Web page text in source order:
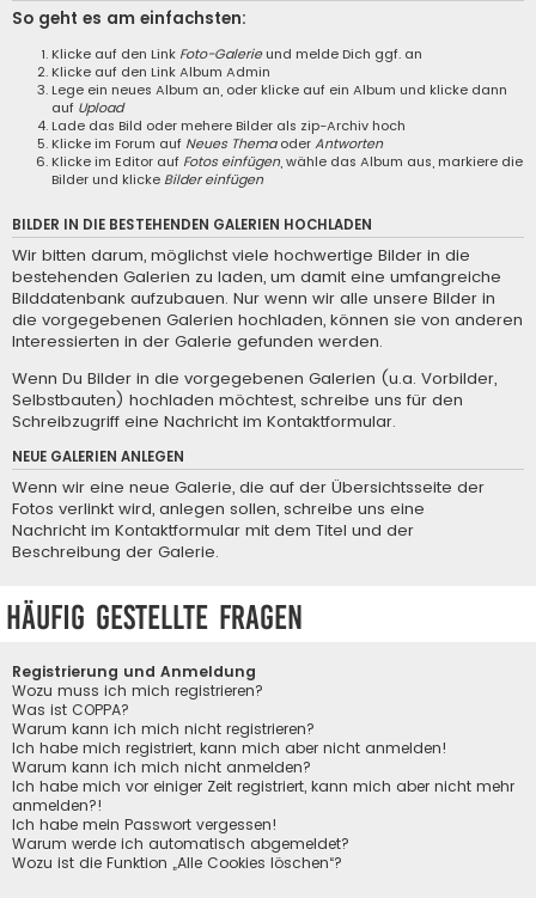
So geht es am einfachsten:
Klicke auf den Link Foto-Galerieund melde Dich ggf. an
Klicke auf den LinkAlbum Admin
Lege ein neues Album an, oder klicke auf ein Album und klicke dann
auf Upload
Lade das Bild oder mehere Bilder als zip-Archiv hoch
Klicke im Forum auf Neues ThemaoderAntworten
Klicke im Editor auf Fotos einfügen , wähle das Album aus, markiere die
Bilder und klicke Bilder einfügen
BILDER IN DIE BESTEHENDEN GALERIEN HOCHLADEN
Wir bitten darum, möglichst viele hochwertige Bilder in die
bestehenden Galerien zu laden, um damit eine umfangreiche
Bilddatenbank aufzubauen. Nur wenn wir alle unsere Bilder in
die vorgegebenen Galerien hochladen, können sie von anderen
Interessierten in der Galerie gefunden werden.
Wenn Du Bilder in die vorgegebenen Galerien (u.a. Vorbilder,
Selbstbauten) hochladen möchtest, schreibe uns für den
Schreibzugriff eine Nachricht im Kontaktformular.
NEUE GALERIEN ANLEGEN
Wenn wir eine neue Galerie, die auf der Übersichtsseite der
Fotos verlinkt wird, anlegen sollen, schreibe uns eine
Nachricht im Kontaktformular mit dem Titel und der
Beschreibung der Galerie.
Häufig gestellte Fragen
Registrierung und Anmeldung
Wozu muss ich mich registrieren?
Was ist COPPA?
Warum kann ich mich nicht registrieren?
Ich habe mich registriert, kann mich aber nicht anmelden!
Warum kann ich mich nicht anmelden?
Ich habe mich vor einiger Zeit registriert, kann mich aber nicht mehr
anmelden?!
Ich habe mein Passwort vergessen!
Warum werde ich automatisch abgemeldet?
Wozu ist die Funktion „Alle Cookies löschen“?